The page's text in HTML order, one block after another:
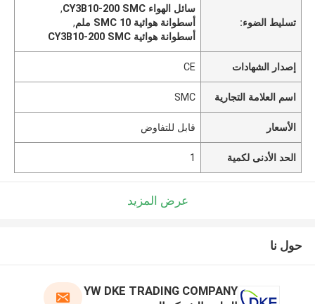
تسليط الضوء:
سائل الهواء CY3B10-200 SMC
,
أسطوانة هوائية SMC 10 ملم
,
أسطوانة هوائية CY3B10-200 SMC
إصدار الشهادات CE
اسم العلامة التجارية SMC
الأسعار قابل للتفاوض
الحد الأدنى لكمية 1
عرض المزيد
حول نا
YW DKE TRADING COMPANY